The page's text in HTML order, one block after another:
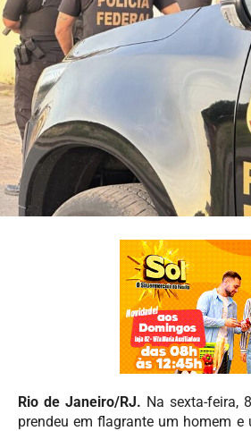
Rio de Janeiro/RJ. Na sexta-feira,
prendeu em flagrante um homem e